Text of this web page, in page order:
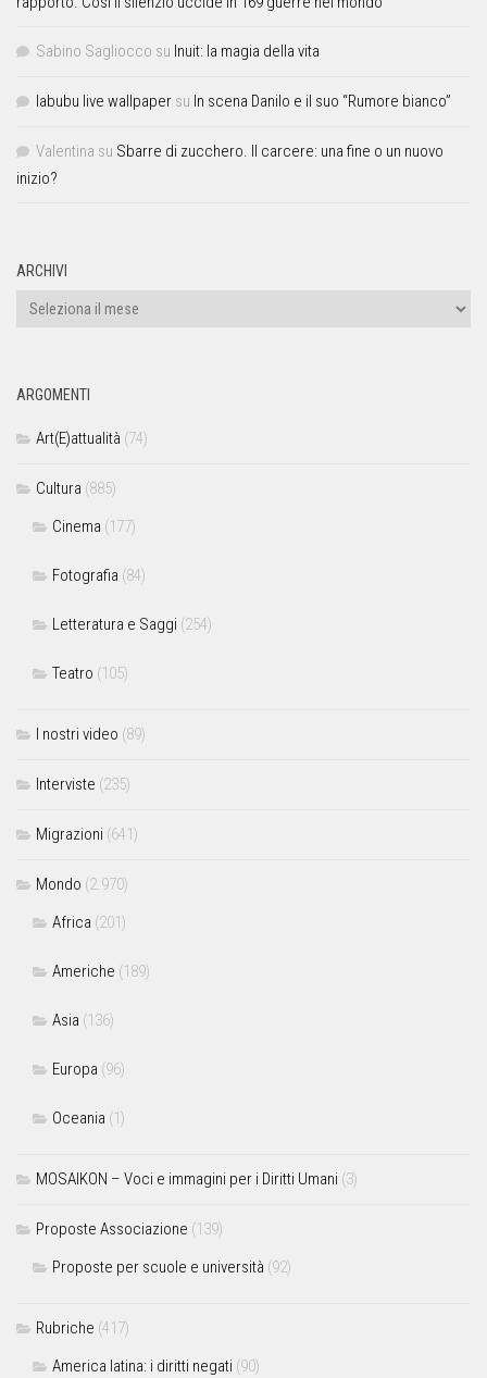
Sabino Sagliocco su Inuit: la magia della vita
labubu live wallpaper su In scena Danilo e il suo “Rumore bianco”
Valentina su Sbarre di zucchero. Il carcere: una fine o un nuovo
inizio?
ARCHIVI
ARGOMENTI
Art(E)attualità (74)
Cultura (885)
Cinema (177)
Fotografia (84)
Letteratura e Saggi (254)
Teatro (105)
I nostri video (89)
Interviste (235)
Migrazioni (641)
Mondo (2.970)
Africa (201)
Americhe (189)
Asia (136)
Europa (96)
Oceania (1)
MOSAIKON – Voci e immagini per i Diritti Umani (3)
Proposte Associazione (139)
Proposte per scuole e università (92)
Rubriche (417)
America latina: i diritti negati (90)